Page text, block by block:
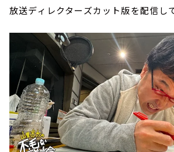
放送ディレクターズカット版を配信し